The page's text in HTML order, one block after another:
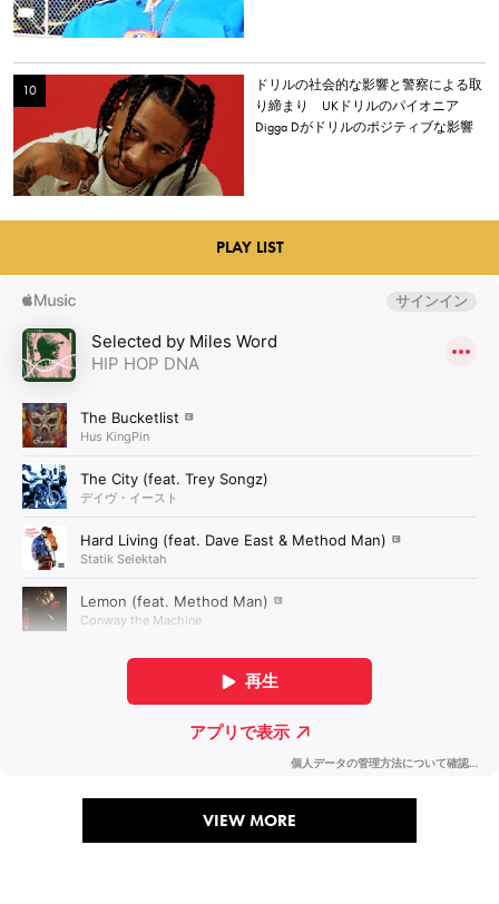
ドリルの社会的な影響と警察による取
り締まり UKドリルのパイオニア
Digga Dがドリルのポジティブな影響
PLAY LIST
VIEW MORE